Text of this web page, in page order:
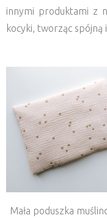
innymi produktami z
kocyki, tworząc
Mała poduszka muślinowa -